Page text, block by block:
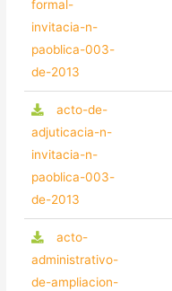
formal-
invitacia-n-
paoblica-003-
de-2013
acto-de-
adjuticacia-n-
invitacia-n-
paoblica-003-
de-2013
acto-
administrativo-
de-ampliacion-